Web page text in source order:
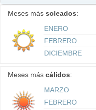
Meses más soleados:
ENERO
FEBRERO
DICIEMBRE
Meses más cálidos:
MARZO
FEBRERO